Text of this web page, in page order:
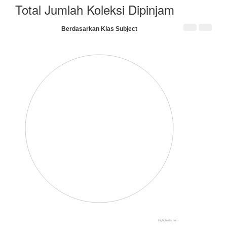
Total Jumlah Koleksi Dipinjam
Berdasarkan Klas Subject
Highcharts.com